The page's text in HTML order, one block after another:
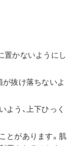
置かないようにし
が抜け落ちないよ
う、上下ひっく
とがあります。肌